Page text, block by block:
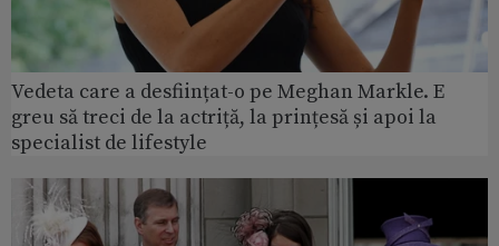
Vedeta care a desființat-o pe Meghan Markle. E
greu să treci de la actriță, la prințesă și apoi la
specialist de lifestyle